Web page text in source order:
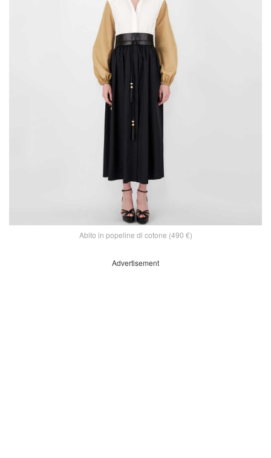
Abito in popeline di cotone (490 €)
Advertisement